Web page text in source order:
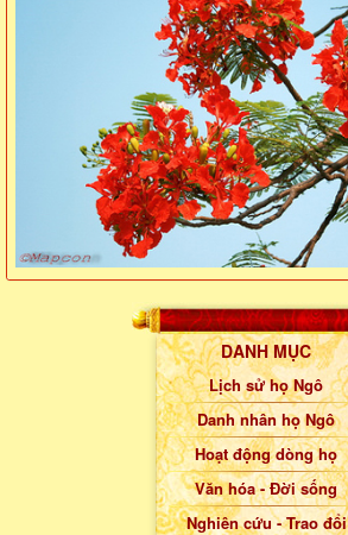
DANH MỤC
Lịch sử họ Ngô
Danh nhân họ Ngô
Hoạt động dòng họ
Văn hóa - Đời sống
Nghiên cứu - Trao đổi